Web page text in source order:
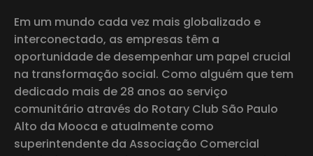
Em um mundo cada vez mais globalizado e
interconectado, as empresas têm a
oportunidade de desempenhar um papel crucial
na transformação social. Como alguém que tem
dedicado mais de 28 anos ao serviço
comunitário através do Rotary Club São Paulo
Alto da Mooca e atualmente como
superintendente da Associação Comercial